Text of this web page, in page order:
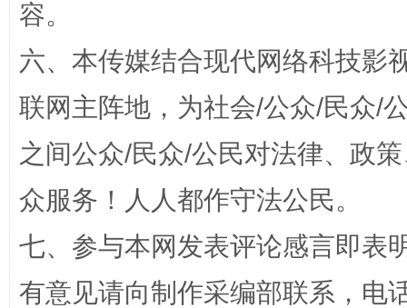
东山县通报“牛蛙产品抗生素超标问题” 法
容。
六、本传媒结合现代网络科技影
联网主阵地，为社会/公众/民众/
之间公众/民众/公民对法律、政
众服务！人人都作守法公民。
七、参与本网发表评论感言即表
有意见请向制作采编部联系，电